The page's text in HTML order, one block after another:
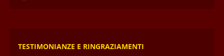
TESTIMONIANZE E RINGRAZIAMENTI